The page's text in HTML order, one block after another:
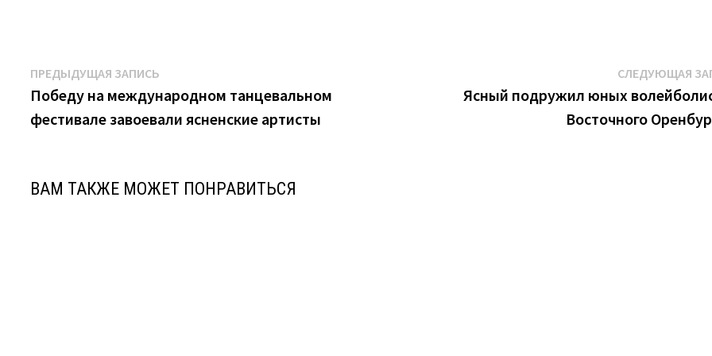
Навигация
по
записям
ПРЕДЫДУЩАЯ ЗАПИСЬ
запись:
Победу на международном танцевальном
фестивале завоевали ясненские артисты
СЛЕДУЮЩАЯ
Ясный подружил юных
Восточного
ВАМ ТАКЖЕ МОЖЕТ ПОНРАВИТЬСЯ